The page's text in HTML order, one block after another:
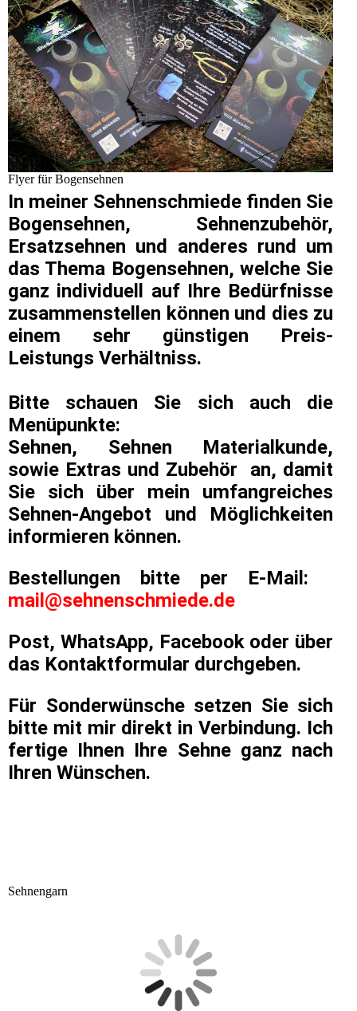
Flyer für Bogensehnen
In meiner Sehnenschmiede finden Sie
Bogensehnen, Sehnenzubehör,
Ersatzsehnen und anderes rund um
das Thema Bogensehnen, welche Sie
ganz individuell auf Ihre Bedürfnisse
zusammenstellen können und dies zu
einem sehr günstigen Preis-
Leistungs Verhältniss.
Bitte schauen Sie sich auch die
Menüpunkte:
Sehnen, Sehnen Materialkunde,
sowie Extras und Zubehör an, damit
Sie sich über mein umfangreiches
Sehnen-Angebot und Möglichkeiten
informieren können.
Bestellungen bitte per E-Mail:
mail@sehnenschmiede.de
Post, WhatsApp, Facebook oder über
das Kontaktformular durchgeben.
Für Sonderwünsche setzen Sie sich
bitte mit mir direkt in Verbindung. Ich
fertige Ihnen Ihre Sehne ganz nach
Ihren Wünschen.
Sehnengarn